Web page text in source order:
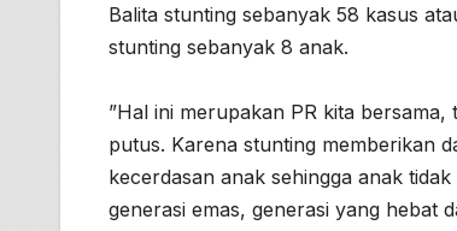
Balita stunting sebanyak 58 kasus
stunting sebanyak 8 anak.
”Hal ini merupakan PR kita
putus. Karena stunting memberikan
kecerdasan anak sehingga anak
generasi emas, generasi yang hebat